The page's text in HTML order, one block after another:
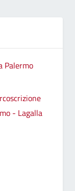
Palermo
- Lagalla